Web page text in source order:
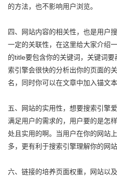
的方法，也不影响用户浏览。
四、网站内容的相关性，也是用户
一定的关联性，在这里给大家介绍
的title要包含你的关键词，关键词
索引擎会很快的分析出你的页面的
名，同时你可以在文章中加入锚文
五、网站的实用性，想要搜索引擎
满足用户的需求的，用户要的是怎
处且实用的啊。当用户在你的网站
多，更有利于搜索引擎理解你的网
六、链接的培养页面权重，网站以